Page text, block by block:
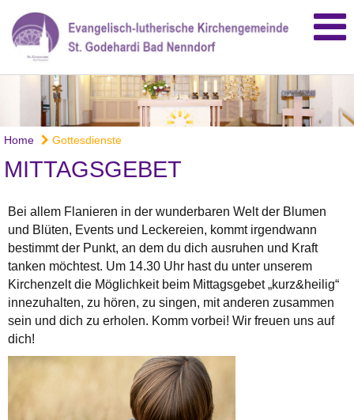
Home Gottesdienste
MITTAGSGEBET
Bei allem Flanieren in der wunderbaren Welt der Blumen
und Blüten, Events und Leckereien, kommt irgendwann
bestimmt der Punkt, an dem du dich ausruhen und Kraft
tanken möchtest. Um 14.30 Uhr hast du unter unserem
Kirchenzelt die Möglichkeit beim Mittagsgebet „kurz&heilig“
innezuhalten, zu hören, zu singen, mit anderen zusammen
sein und dich zu erholen. Komm vorbei! Wir freuen uns auf
dich!